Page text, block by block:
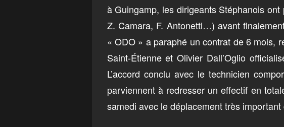
à Guingamp, les dirigeants Stéphanois
Z. Camara, F. Antonetti…) avant
« ODO » a paraphé un contrat de 6 mois,
Saint-Étienne et Olivier Dall’Oglio
L’accord conclu avec le technicien
parviennent à redresser un effectif en
samedi avec le déplacement très